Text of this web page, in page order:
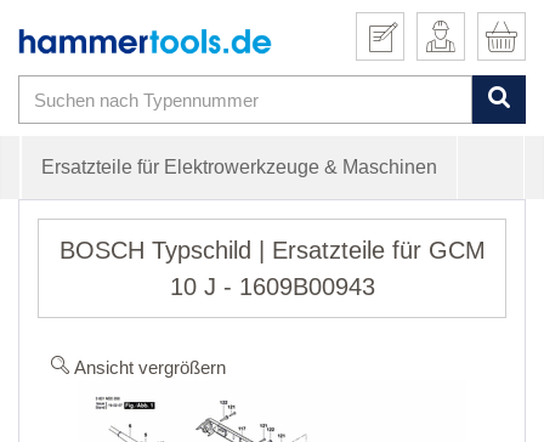
Ersatzteile für Elektrowerkzeuge & Maschinen
BOSCH Typschild | Ersatzteile für GCM
10 J - 1609B00943
Ansicht vergrößern